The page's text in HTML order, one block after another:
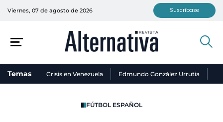
Viernes, 07 de agosto de 2026 Suscríbase
Temas Crisis en Venezuela Edmundo González Urrutia
FÚTBOL ESPAÑOL